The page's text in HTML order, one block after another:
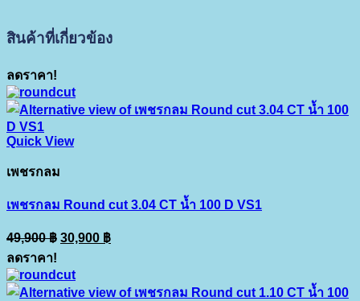
สินค้าที่เกี่ยวข้อง
ลดราคา!
Quick View
เพชรกลม
เพชรกลม Round cut 3.04 CT น้ำ 100 D VS1
49,900฿ Original
price
49,900 ฿.
30,900 ฿Current
price
ลดราคา!